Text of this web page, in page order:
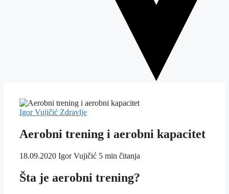
Igor Vujičić Zdravlje
Aerobni trening i aerobni kapacitet
18.09.2020 Igor Vujičić 5 min čitanja
Šta je aerobni trening?